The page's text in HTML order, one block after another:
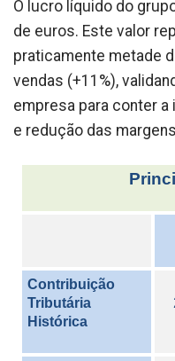
O lucro líquido do
de euros. Este valor
praticamente metade
vendas (+11%),
empresa para conter
e redução das
Contribuição
Tributária
Histórica